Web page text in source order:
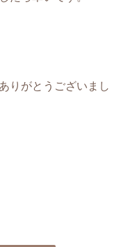
りがとうございまし